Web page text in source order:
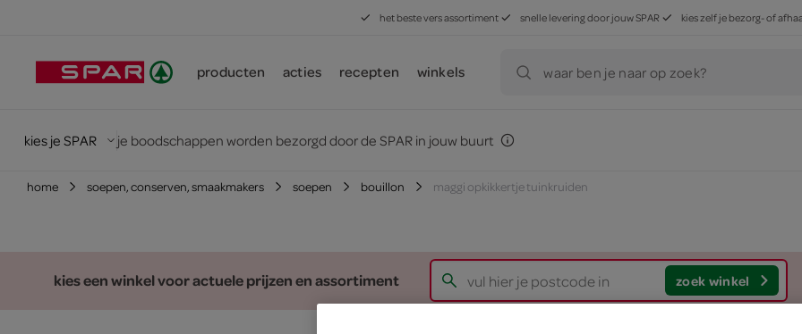
het beste vers assortiment snelle levering door jouw SPAR kies zelf je bezorg- of
producten acties recepten winkels waar ben je naar op zoek?
kies je SPAR je boodschappen worden bezorgd door de SPAR in jouw buurt
home soepen, conserven, smaakmakers soepen bouillon maggi opkikkertje tuinkruiden
kies een winkel voor actuele prijzen en assortiment zoek winkel